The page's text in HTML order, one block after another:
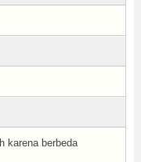
karena berbeda